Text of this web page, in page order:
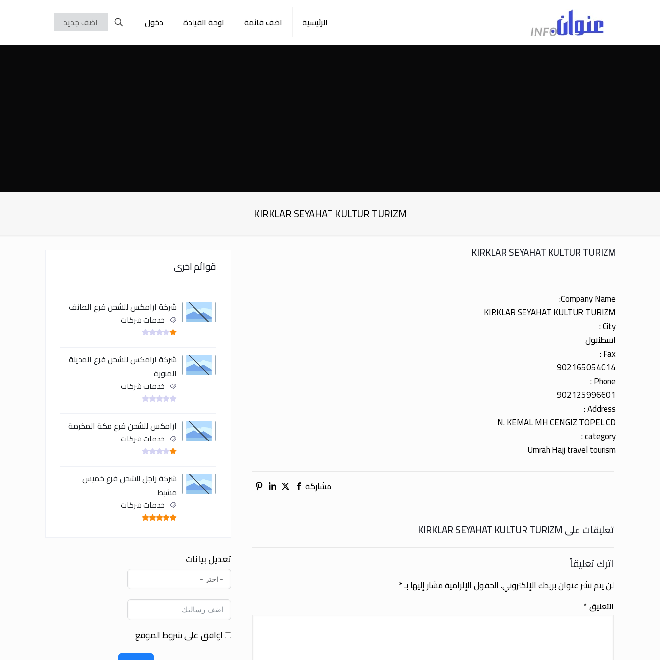
الرئيسية اضف قائمة لوحة القيادة دخول اضف جديد
KIRKLAR SEYAHAT KULTUR TURIZM
KIRKLAR SEYAHAT KULTUR TURIZM
Company Name:
KIRKLAR SEYAHAT KULTUR TURIZM
City :
اسطنبول
Fax :
902165054014
Phone :
902125996601
Address :
N. KEMAL MH CENGIZ TOPEL CD
category :
Umrah Hajj travel tourism
مشاركة
تعليقات على KIRKLAR SEYAHAT KULTUR TURIZM
اترك تعليقاً
لن يتم نشر عنوان بريدك الإلكتروني.الحقول الإلزامية مشار إليها بـ*
التعليق*
قوائم اخرى
شركة ارامكس للشحن فرع الطائف
خدمات شركات
شركة ارامكس للشحن فرع المدينة
المنورة
خدمات شركات
ارامكس للشحن فرع مكة المكرمة
خدمات شركات
شركة زاجل للشحن فرع خميس
مشيط
خدمات شركات
تعديل بيانات
اوافق على شروط الموقع